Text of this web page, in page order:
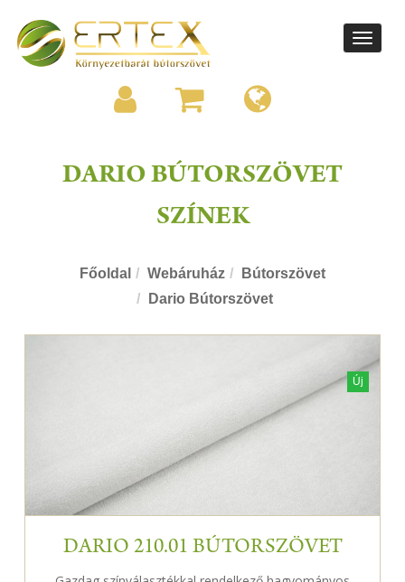
Toggle
DARIO BÚTORSZÖVET
SZÍNEK
Főoldal Webáruház
Bútorszövet
Dario Bútorszövet
Új
DARIO 210.01 BÚTORSZÖVET